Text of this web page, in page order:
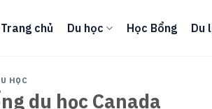
Trang chủ Du học Học Bổng Du
HỌC
du học Canada